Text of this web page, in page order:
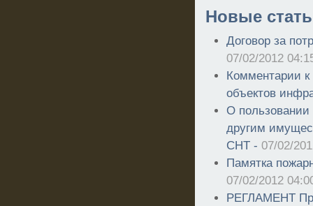
Новые
Договор за
07/02/2012
Комментарии к
объектов
О
другим
СНТ -07/02/
Памятка
07/02/2012
РЕГЛАМЕНТ